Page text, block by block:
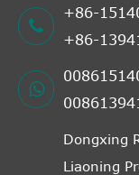
+86-
+86-
Dongxing
Liaoning